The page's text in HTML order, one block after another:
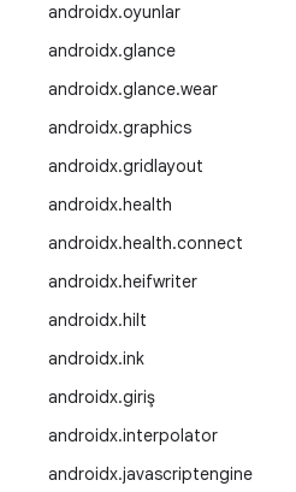
androidx.oyunlar
androidx.glance
androidx.glance.wear
androidx.graphics
androidx.gridlayout
androidx.health
androidx.health.connect
androidx.heifwriter
androidx.hilt
androidx.ink
androidx.giriş
androidx.interpolator
androidx.javascriptengine